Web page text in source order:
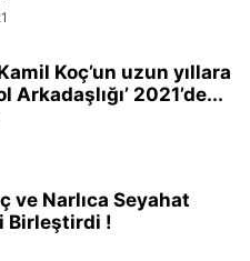
Koç’un uzun yıllara
Arkadaşlığı’ 2021’de...
ve Narlıca Seyahat
Birleştirdi !